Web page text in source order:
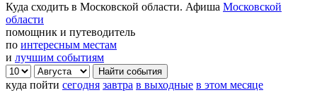
Куда сходить в Московской области. Афиша Московской
области
помощник и путеводитель
по интересным местам
и лучшим событиям
куда пойти сегодня завтра в выходные в этом месяце